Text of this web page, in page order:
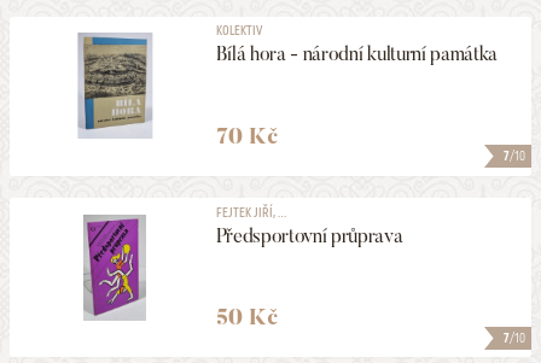
7/10
KOLEKTIV
Bílá hora - národní kulturní památka
70 Kč
7/10
FEJTEK JIŘÍ, ...
Předsportovní průprava
50 Kč